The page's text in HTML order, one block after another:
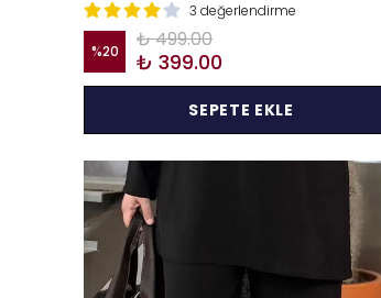
3 değerlendirme
%20 ₺ 499.00
₺ 399.00
SEPETE EKLE